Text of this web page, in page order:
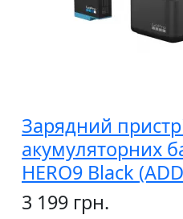
Зарядний
акумуляторних
HERO9 Black
3 199 грн.